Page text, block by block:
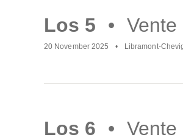
Los 5
20 November 2025 Libramont-
Los 6